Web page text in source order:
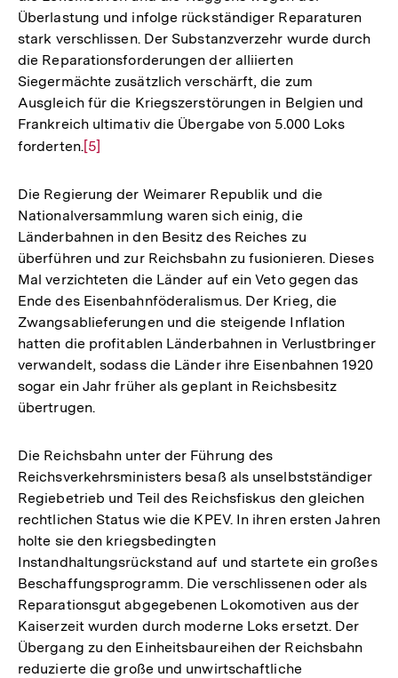
Überlastung und infolge rückständiger Reparaturen
stark verschlissen. Der Substanzverzehr wurde durch
die Reparationsforderungen der alliierten
Siegermächte zusätzlich verschärft, die zum
Ausgleich für die Kriegszerstörungen in Belgien und
Frankreich ultimativ die Übergabe von 5.000 Loks
forderten.Zur
der
Fußnote
[5]
Die Regierung der Weimarer Republik und die
Nationalversammlung waren sich einig, die
Länderbahnen in den Besitz des Reiches zu
überführen und zur Reichsbahn zu fusionieren. Dieses
Mal verzichteten die Länder auf ein Veto gegen das
Ende des Eisenbahnföderalismus. Der Krieg, die
Zwangsablieferungen und die steigende Inflation
hatten die profitablen Länderbahnen in Verlustbringer
verwandelt, sodass die Länder ihre Eisenbahnen 1920
sogar ein Jahr früher als geplant in Reichsbesitz
übertrugen.
Die Reichsbahn unter der Führung des
Reichsverkehrsministers besaß als unselbstständiger
Regiebetrieb und Teil des Reichsfiskus den gleichen
rechtlichen Status wie die KPEV. In ihren ersten Jahren
holte sie den kriegsbedingten
Instandhaltungsrückstand auf und startete ein großes
Beschaffungsprogramm. Die verschlissenen oder als
Reparationsgut abgegebenen Lokomotiven aus der
Kaiserzeit wurden durch moderne Loks ersetzt. Der
Übergang zu den Einheitsbaureihen der Reichsbahn
reduzierte die große und unwirtschaftliche